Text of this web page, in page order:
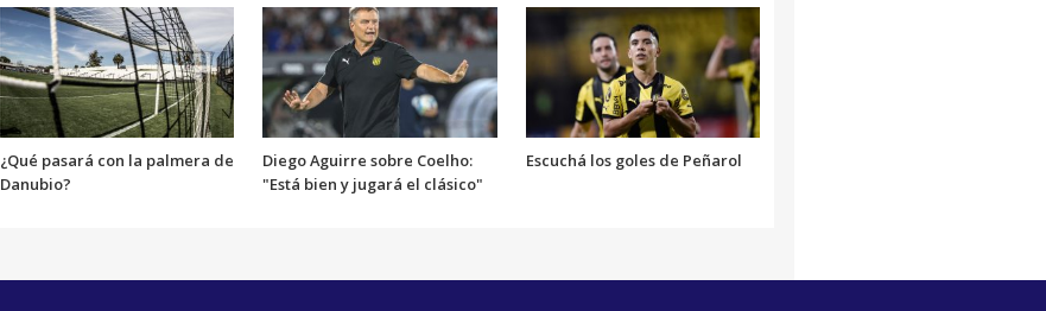
¿Qué pasará con la palmera de
Danubio?
Diego Aguirre sobre Coelho:
"Está bien y jugará el clásico"
Escuchá los goles de Peñarol